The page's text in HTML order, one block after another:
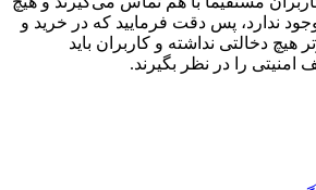
ندارد، پس دقت فرمایید که در خرید و
دخالتی نداشته و کاربران باید
را در نظر بگیرند.